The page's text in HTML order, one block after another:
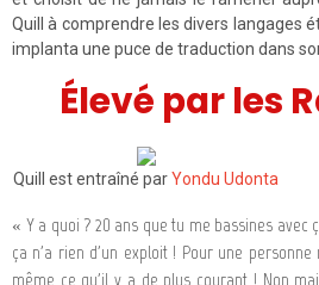
Quill à comprendre les divers langages
implanta une puce de traduction dans
Élevé par les
Quill est entraîné parYondu Udonta
« Y a quoi ? 20 ans que tu me bassines avec
ça n'a rien d'un exploit ! Pour une
même ce qu'il y a de plus courant ! Non